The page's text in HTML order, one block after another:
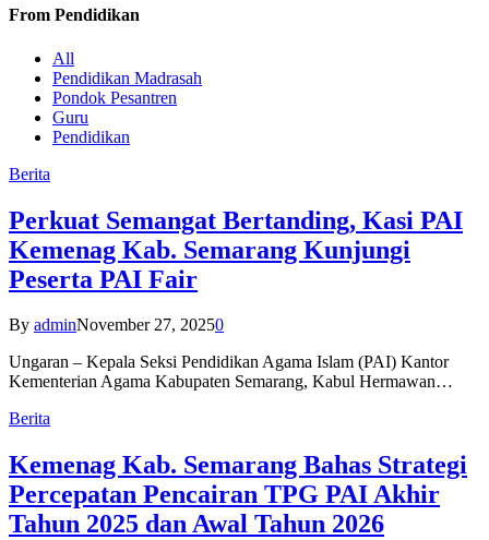
From Pendidikan
All
Pendidikan Madrasah
Pondok Pesantren
Guru
Pendidikan
Berita
Perkuat Semangat Bertanding, Kasi PAI
Kemenag Kab. Semarang Kunjungi
Peserta PAI Fair
By adminNovember 27, 20250
Ungaran – Kepala Seksi Pendidikan Agama Islam (PAI) Kantor
Kementerian Agama Kabupaten Semarang, Kabul Hermawan…
Berita
Kemenag Kab. Semarang Bahas Strategi
Percepatan Pencairan TPG PAI Akhir
Tahun 2025 dan Awal Tahun 2026